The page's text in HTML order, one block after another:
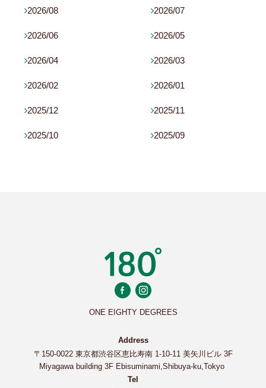
2026/08 2026/07
2026/06 2026/05
2026/04 2026/03
2026/02 2026/01
2025/12 2025/11
2025/10 2025/09
ONE EIGHTY DEGREES
Address
〒150-0022 東京都渋谷区恵比寿南 1-10-11 美矢川ビル 3F
Miyagawa building 3F Ebisuminami,Shibuya-ku,Tokyo
Tel